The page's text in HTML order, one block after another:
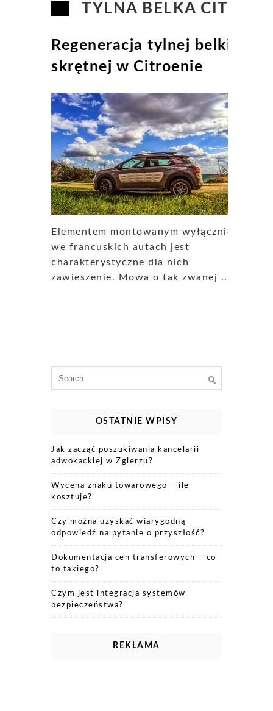
TYLNA BELKA
Regeneracja tylnej belki
skrętnej w Citroenie
Elementem montowanym wyłącznie
we francuskich autach jest
charakterystyczne dla nich
zawieszenie. Mowa o tak zwanej ...
for:
OSTATNIE WPISY
Jak zacząć poszukiwania kancelarii
adwokackiej w Zgierzu?
Wycena znaku towarowego – ile
kosztuje?
Czy można uzyskać wiarygodną
odpowiedź na pytanie o przyszłość?
Dokumentacja cen transferowych – co
to takiego?
Czym jest integracja systemów
bezpieczeństwa?
REKLAMA